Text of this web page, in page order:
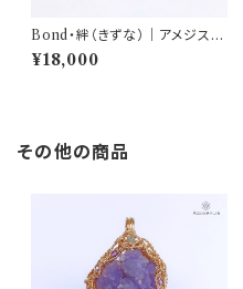
Bond・絆（きずな）｜アメジスト
ハートシェイプピアス（サージカ
ルステンレス）｜AQUARYLIS
¥18,000
その他の商品